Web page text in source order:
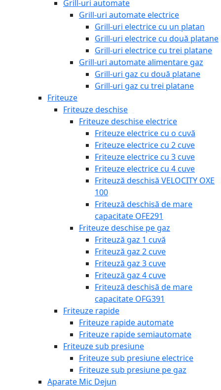
Grill-uri automate
Grill-uri automate electrice
Grill-uri electrice cu un platan
Grill-uri electrice cu două platane
Grill-uri electrice cu trei platane
Grill-uri automate alimentare gaz
Grill-uri gaz cu două platane
Grill-uri gaz cu trei platane
Friteuze
Friteuze deschise
Friteuze deschise electrice
Friteuze electrice cu o cuvă
Friteuze electrice cu 2 cuve
Friteuze electrice cu 3 cuve
Friteuze electrice cu 4 cuve
Friteuză deschisă VELOCITY OXE
100
Friteuză deschisă de mare
capacitate OFE291
Friteuze deschise pe gaz
Friteuză gaz 1 cuvă
Friteuză gaz 2 cuve
Friteuză gaz 3 cuve
Friteuză gaz 4 cuve
Friteuză deschisă de mare
capacitate OFG391
Friteuze rapide
Friteuze rapide automate
Friteuze rapide semiautomate
Friteuze sub presiune
Friteuze sub presiune electrice
Friteuze sub presiune pe gaz
Aparate Mic Dejun